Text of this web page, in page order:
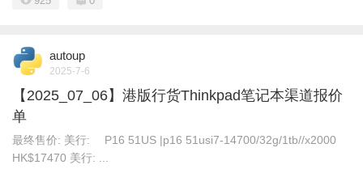
autoup
2025-7-6
【2025_07_06】港版行货Thinkpad笔记本渠道报价
单
最终售价: 美行: P16 51US |p16 51usi7-14700/32g/1tb//x2000
HK$17470 美行: ...